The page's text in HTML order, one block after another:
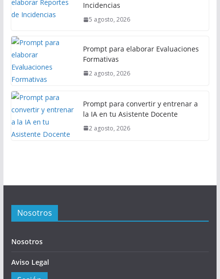
Incidencias
5 agosto, 2026
Prompt para elaborar Evaluaciones
Formativas
2 agosto, 2026
Prompt para convertir y entrenar a
la IA en tu Asistente Docente
2 agosto, 2026
Nosotros
Nosotros
Aviso Legal